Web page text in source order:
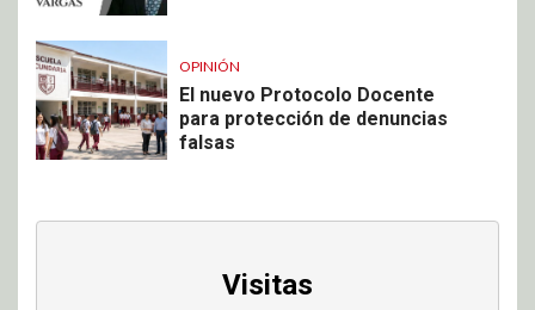
OPINIÓN
El nuevo Protocolo Docente
para protección de denuncias
falsas
Visitas